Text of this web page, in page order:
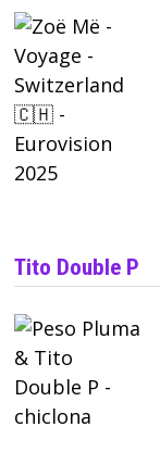
Tito Double P